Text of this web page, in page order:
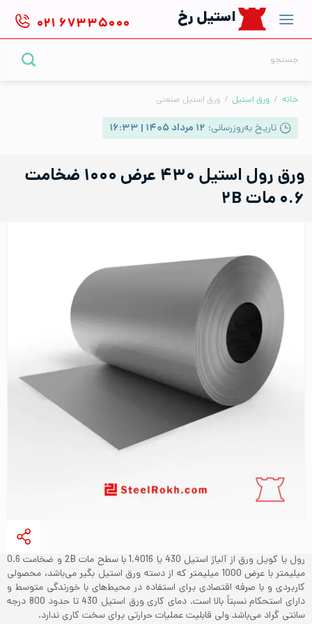
content
استیل رخ ۰۲۱ ۶۷۳۳۵۰۰۰
خانه / ورق استیل / ورق استیل صنعتی
تاریخ به‌روزرسانی: ۱۲ مرداد ۱۴۰۵ | ۱۶:۳۳
ورق رول استیل ۴۳۰ عرض ۱۰۰۰ ضخامت
۰.۶ مات ۲B
رول یا کویل ورق از آلیاژ استیل 430 یا 1.4016 با سطح مات 2B و ضخامت 0.6
میلیمتر با عرض 1000 میلیمتر که از دسته ورق استیل بگیر می‌باشد، محصولی
کاربردی و با صرفه اقتصادی برای استفاده در محیط‌های با خورندگی متوسط و
دارای استحکام نسبتاً بالا است. دمای کاری ورق استیل 430 تا حدود 800 درجه
سانتی گراد می‌باشد ولی قابلیت عملیات حرارتی برای سخت کاری ندارد.